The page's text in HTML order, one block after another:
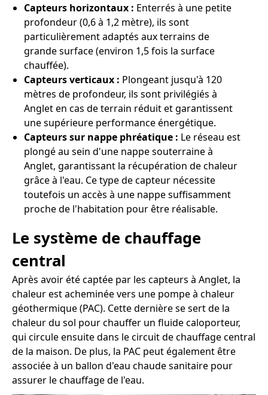
Capteurs horizontaux : Enterrés à une petite
profondeur (0,6 à 1,2 mètre), ils sont
particulièrement adaptés aux terrains de
grande surface (environ 1,5 fois la surface
chauffée).
Capteurs verticaux : Plongeant jusqu'à 120
mètres de profondeur, ils sont privilégiés à
Anglet en cas de terrain réduit et garantissent
une supérieure performance énergétique.
Capteurs sur nappe phréatique : Le réseau est
plongé au sein d'une nappe souterraine à
Anglet, garantissant la récupération de chaleur
grâce à l'eau. Ce type de capteur nécessite
toutefois un accès à une nappe suffisamment
proche de l'habitation pour être réalisable.
Le système de chauffage
central
Après avoir été captée par les capteurs à Anglet, la
chaleur est acheminée vers une pompe à chaleur
géothermique (PAC). Cette dernière se sert de la
chaleur du sol pour chauffer un fluide caloporteur,
qui circule ensuite dans le circuit de chauffage central
de la maison. De plus, la PAC peut également être
associée à un ballon d'eau chaude sanitaire pour
assurer le chauffage de l'eau.